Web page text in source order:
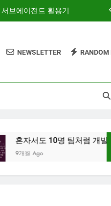
시대의 새로운 흐름
확히’ 보여주는 시대
시대의 새로운 흐름
NEWSLETTER RANDOM
팀처럼 개발하기: Claude